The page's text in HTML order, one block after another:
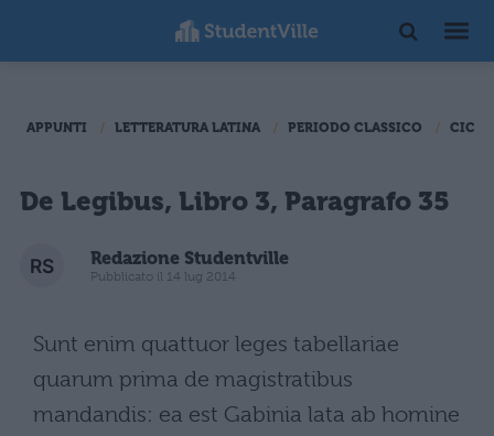
APPUNTI LETTERATURA LATINA PERIODO CLASSICO
De Legibus, Libro 3, Paragrafo 35
Redazione Studentville
Pubblicato il 14 lug 2014
Sunt enim quattuor leges tabellariae
quarum prima de magistratibus
mandandis: ea est Gabinia lata ab homine